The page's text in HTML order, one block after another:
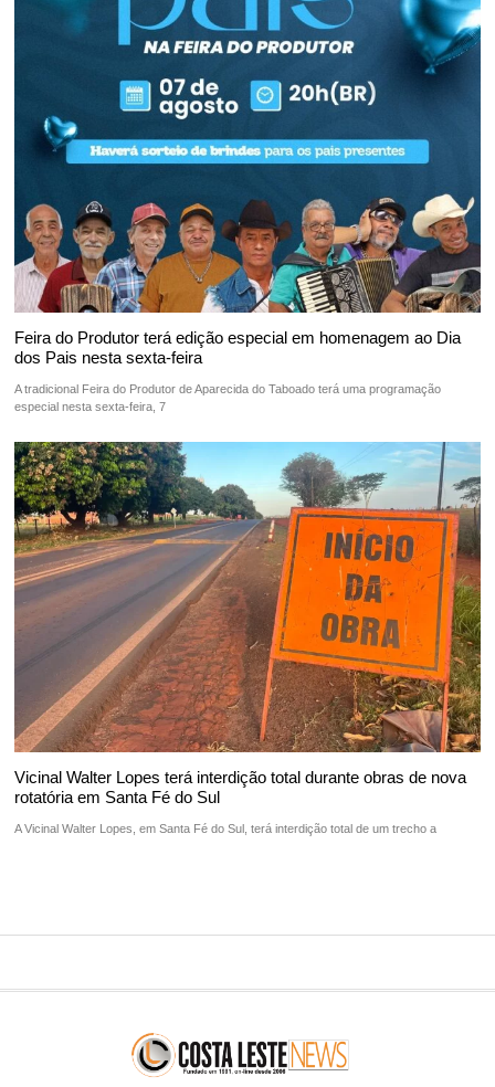
Feira do Produtor terá edição especial em homenagem ao Dia
dos Pais nesta sexta-feira
A tradicional Feira do Produtor de Aparecida do Taboado terá uma programação
especial nesta sexta-feira, 7
Vicinal Walter Lopes terá interdição total durante obras de nova
rotatória em Santa Fé do Sul
A Vicinal Walter Lopes, em Santa Fé do Sul, terá interdição total de um trecho a